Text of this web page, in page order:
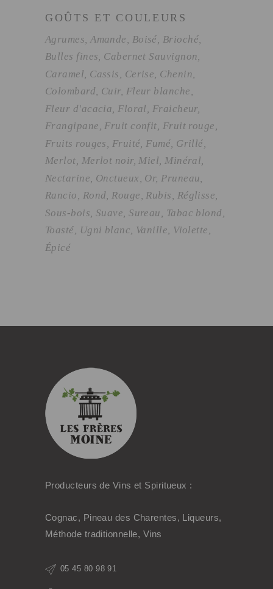
GOÛTS ET COULEURS
Agrumes Amande Boisé
Brioché
Bulles fines Cabernet Sauvignon
Caramel Cassis Cerise Chenin
Colombard Cuir Fleur blanche
Fleur d'acacia
Floral
Fraicheur
Frangipane Fruit confit Fruit rouge
Fruits rouges
Fruité Fumé Grillé
Merlot Merlot noir Miel Minéral
Nectarine Onctueux Or Pruneau
Rancio
Rond Rouge Rubis
Réglisse
Sous-bois Suave Sureau
Tabac blond
Toasté
Ugni blanc Vanille Violette
Épicé
Producteurs de Vins et Spiritueux :
Cognac, Pineau des Charentes, Liqueurs,
Méthode traditionnelle, Vins
05 45 80 98 91